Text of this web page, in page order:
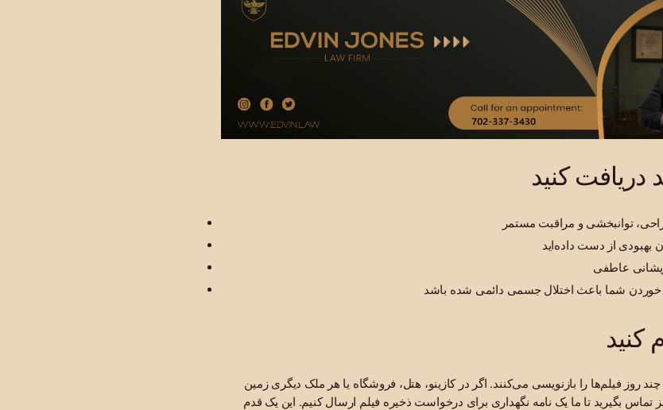
دریافت کنید
توانبخشی و مراقبت مستمر
بهبودی از دست داده‌اید
عاطفی
خوردن شما باعث اختلال جسمی دائمی شده باشد
کنید
فیلم‌ها را بازنویسی می‌کنند. اگر در کازینو، هتل، فروشگاه یا هر ملک دیگری زمین
تماس بگیرید تا ما یک نامه نگهداری برای درخواست ذخیره فیلم ارسال کنیم. این یک قدم